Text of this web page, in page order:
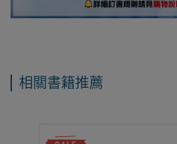
相關書籍推薦